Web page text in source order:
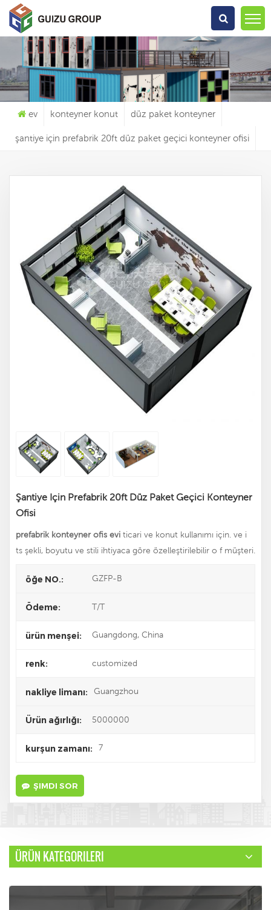
Ne Arıyorsun?
ev konteyner konut düz paket konteyner
şantiye için prefabrik 20ft düz paket geçici konteyner ofisi
Şantiye Için Prefabrik 20ft Düz Paket Geçici Konteyner
Ofisi
prefabrik konteyner ofis evi ticari ve konut kullanımı için. ve i
ts şekli, boyutu ve stili ihtiyaca göre özelleştirilebilir o f müşteri.
öğe NO.: GZFP-B
Ödeme: T/T
ürün menşei: Guangdong, China
renk: customized
nakliye limanı: Guangzhou
Ürün ağırlığı: 5000000
kurşun zamanı: 7
ŞIMDI SOR
ÜRÜN KATEGORILERI